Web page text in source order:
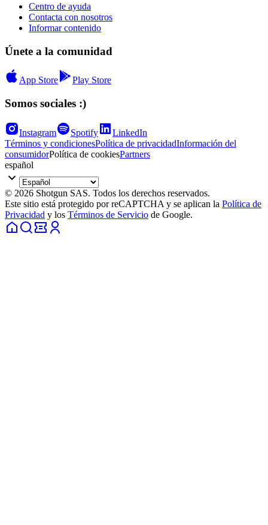
Centro de ayuda
Contacta con nosotros
Informar contenido
Únete a la comunidad
App Store Play Store
Somos sociales :)
Instagram Spotify
LinkedIn
Términos y condicionesPolítica de privacidadInformación del
consumidorPolítica de cookiesPartners
español
© 2026 Shotgun SAS. Todos los derechos reservados.
Este sitio está protegido por reCAPTCHA y se aplican la Política de
Privacidad y los Términos de Servicio de Google.